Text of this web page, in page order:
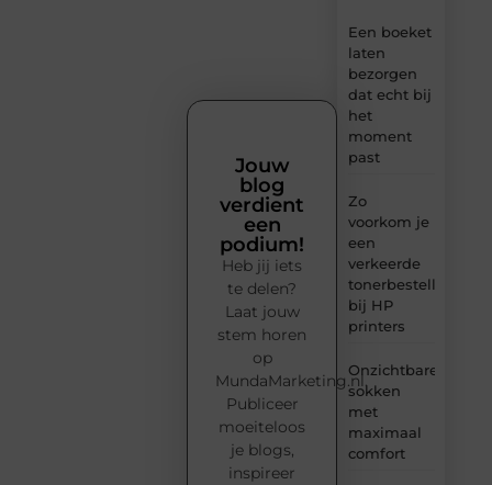
Een boeket
laten
bezorgen
dat echt bij
het
moment
past
Zo
voorkom je
een
verkeerde
tonerbestelling
bij HP
printers
Onzichtbare
sokken
met
maximaal
comfort
Jouw
blog
verdient
een
podium!
Heb jij iets
te delen?
Laat jouw
stem horen
op
MundaMarketing.nl.
Publiceer
moeiteloos
je blogs,
inspireer